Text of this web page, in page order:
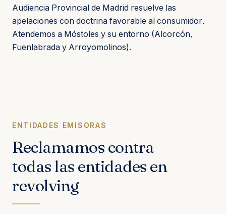
Audiencia Provincial de Madrid resuelve las
apelaciones con doctrina favorable al consumidor.
Atendemos a Móstoles y su entorno (Alcorcón,
Fuenlabrada y Arroyomolinos).
ENTIDADES EMISORAS
Reclamamos contra
todas las entidades en
revolving